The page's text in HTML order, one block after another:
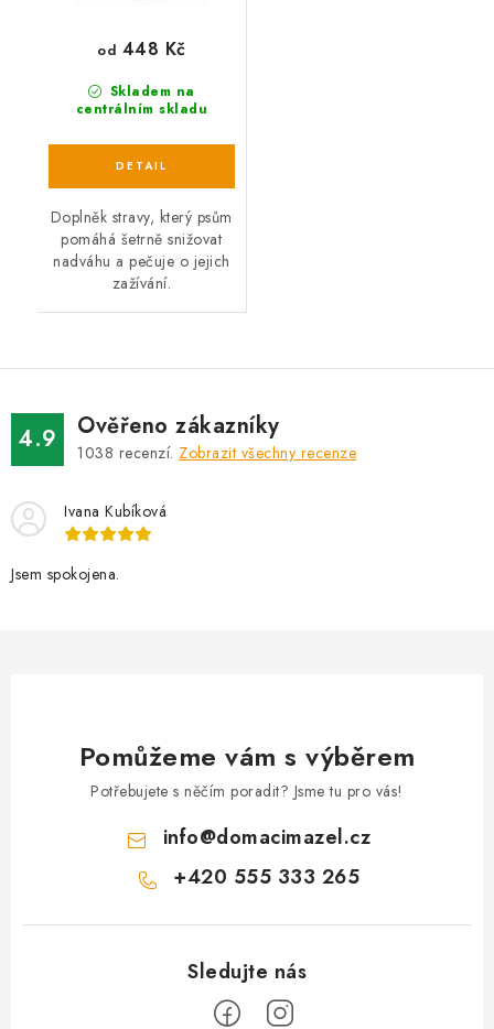
Skladem na
centrálním skladu
od 448 Kč
Doplněk stravy, který psům
pomáhá šetrně snižovat
nadváhu a pečuje o jejich
zažívání.
4.9 Ověřeno zákazníky
1038 recenzí. Zobrazit všechny recenze
Ivana Kubíková
Jsem spokojena.
Pomůžeme vám s výběrem
Potřebujete s něčím poradit? Jsme tu pro vás!
info@domacimazel.cz
+420 555 333 265